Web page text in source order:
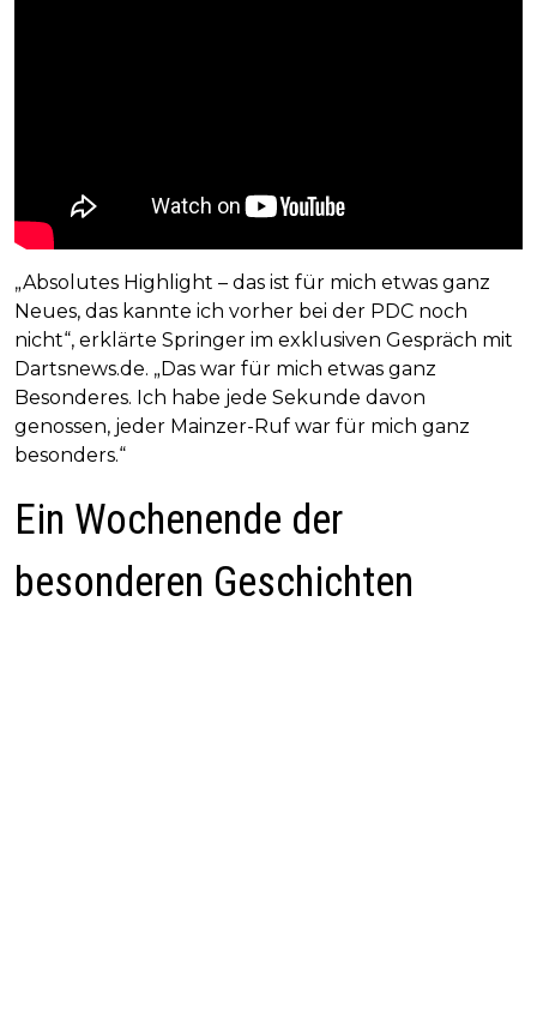
„Absolutes Highlight – das ist für mich etwas ganz
Neues, das kannte ich vorher bei der PDC noch
nicht“, erklärte Springer im exklusiven Gespräch mit
Dartsnews.de. „Das war für mich etwas ganz
Besonderes. Ich habe jede Sekunde davon
genossen, jeder Mainzer-Ruf war für mich ganz
besonders.“
Ein Wochenende der
besonderen Geschichten